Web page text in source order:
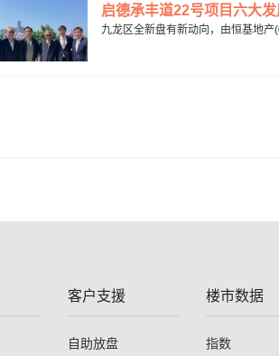
启德承丰道22号项目六大
九龙区全新盘有新动向，由恒基地
客户支援
自助放盘
楼市数据
指数